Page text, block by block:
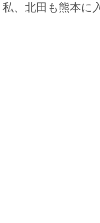
、北田も熊本に